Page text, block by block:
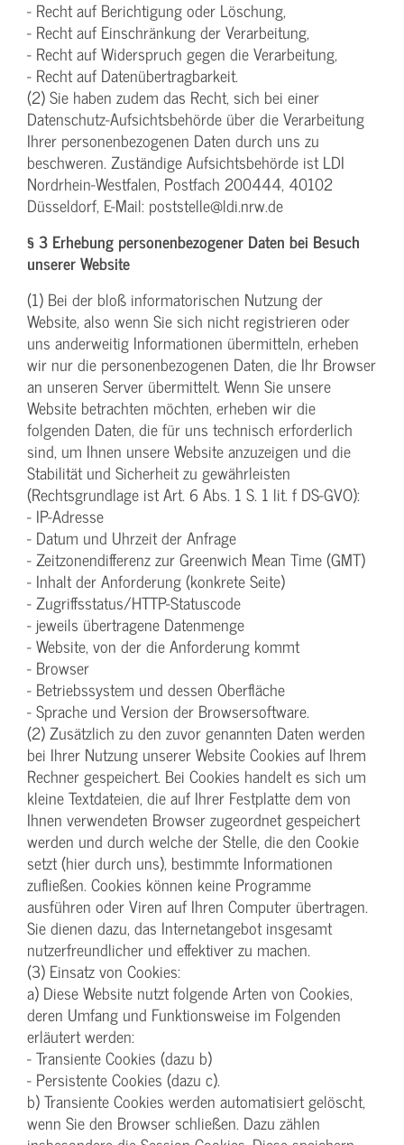
- Recht auf Berichtigung oder Löschung,
- Recht auf Einschränkung der Verarbeitung,
- Recht auf Widerspruch gegen die Verarbeitung,
- Recht auf Datenübertragbarkeit.
(2) Sie haben zudem das Recht, sich bei einer
Datenschutz-Aufsichtsbehörde über die Verarbeitung
Ihrer personenbezogenen Daten durch uns zu
beschweren. Zuständige Aufsichtsbehörde ist LDI
Nordrhein-Westfalen, Postfach 200444, 40102
Düsseldorf, E-Mail: poststelle@ldi.nrw.de
§ 3 Erhebung personenbezogener Daten bei Besuch
unserer Website
(1) Bei der bloß informatorischen Nutzung der
Website, also wenn Sie sich nicht registrieren oder
uns anderweitig Informationen übermitteln, erheben
wir nur die personenbezogenen Daten, die Ihr Browser
an unseren Server übermittelt. Wenn Sie unsere
Website betrachten möchten, erheben wir die
folgenden Daten, die für uns technisch erforderlich
sind, um Ihnen unsere Website anzuzeigen und die
Stabilität und Sicherheit zu gewährleisten
(Rechtsgrundlage ist Art. 6 Abs. 1 S. 1 lit. f DS-GVO):
- IP-Adresse
- Datum und Uhrzeit der Anfrage
- Zeitzonendifferenz zur Greenwich Mean Time (GMT)
- Inhalt der Anforderung (konkrete Seite)
- Zugriffsstatus/HTTP-Statuscode
- jeweils übertragene Datenmenge
- Website, von der die Anforderung kommt
- Browser
- Betriebssystem und dessen Oberfläche
- Sprache und Version der Browsersoftware.
(2) Zusätzlich zu den zuvor genannten Daten werden
bei Ihrer Nutzung unserer Website Cookies auf Ihrem
Rechner gespeichert. Bei Cookies handelt es sich um
kleine Textdateien, die auf Ihrer Festplatte dem von
Ihnen verwendeten Browser zugeordnet gespeichert
werden und durch welche der Stelle, die den Cookie
setzt (hier durch uns), bestimmte Informationen
zufließen. Cookies können keine Programme
ausführen oder Viren auf Ihren Computer übertragen.
Sie dienen dazu, das Internetangebot insgesamt
nutzerfreundlicher und effektiver zu machen.
(3) Einsatz von Cookies:
a) Diese Website nutzt folgende Arten von Cookies,
deren Umfang und Funktionsweise im Folgenden
erläutert werden:
- Transiente Cookies (dazu b)
- Persistente Cookies (dazu c).
b) Transiente Cookies werden automatisiert gelöscht,
wenn Sie den Browser schließen. Dazu zählen